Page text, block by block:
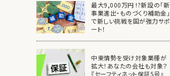
最大9,000万円 !?新設の「新
事業進出・ものづくり補助金」
で新しい挑戦を国が強力サポ
ート！
中東情勢を受け対象業種が
拡大！あなたの会社も対象？
『セーフティネット保証5号』